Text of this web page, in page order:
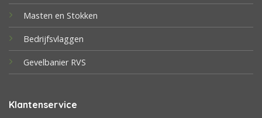
Masten en Stokken
Bedrijfsvlaggen
Gevelbanier RVS
Klantenservice